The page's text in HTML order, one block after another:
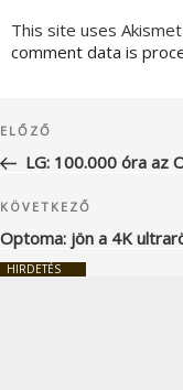
This site uses
comment data is
navigáció
Korábbi
bejegyzés
ELŐZŐ
LG: 100.000 óra az
Következő
bejegyzés
KÖVETKEZŐ
Optoma: jön a 4K
HIRDETÉS